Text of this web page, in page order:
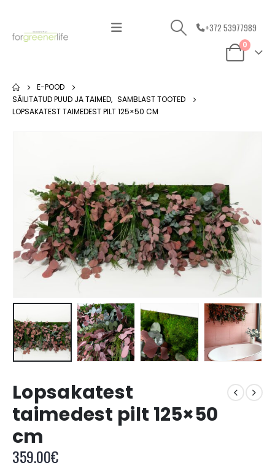
+372 53977989
0
E-POOD
SÄILITATUD PUUD JA TAIMED, SAMBLAST TOOTED
LOPSAKATEST TAIMEDEST PILT 125×50 CM
Lopsakatest
taimedest pilt 125×50
cm
359.00€